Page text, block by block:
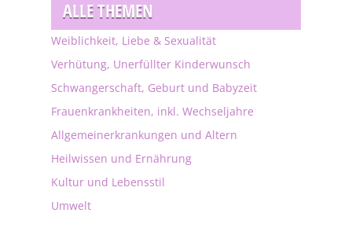
ALLE THEMEN
Weiblichkeit, Liebe & Sexualität
Verhütung, Unerfüllter Kinderwunsch
Schwangerschaft, Geburt und Babyzeit
Frauenkrankheiten, inkl. Wechseljahre
Allgemeinerkrankungen und Altern
Heilwissen und Ernährung
Kultur und Lebensstil
Umwelt